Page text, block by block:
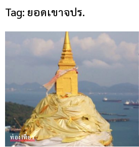
Tag: ยอดเขาจปร.
ท่องเที่ยว